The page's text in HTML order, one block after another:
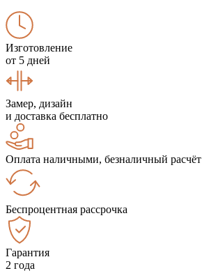
Изготовление
от 5 дней
Замер, дизайн
и доставка бесплатно
Оплата наличными, безналичный расчёт
Беспроцентная рассрочка
Гарантия
2 года